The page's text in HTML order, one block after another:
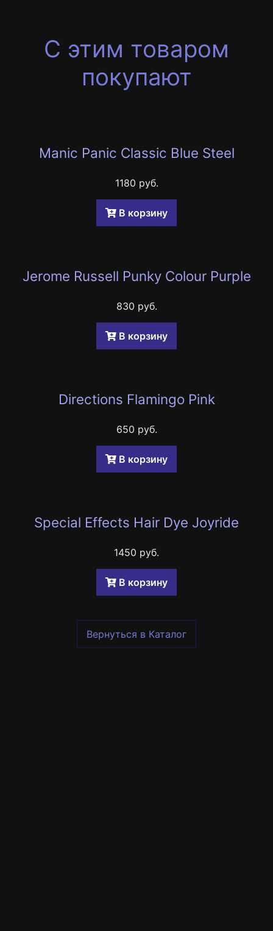
С этим товаром
покупают
Manic Panic Classic Blue Steel
1180 руб.
B корзину
Jerome Russell Punky Colour Purple
830 руб.
B корзину
Directions Flamingo Pink
650 руб.
B корзину
Special Effects Hair Dye Joyride
1450 руб.
B корзину
Вернуться в Каталог